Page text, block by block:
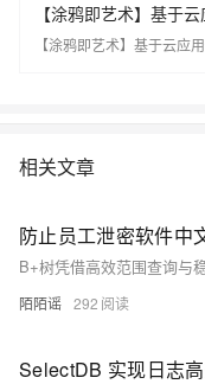
【涂鸦即艺术】基于
【涂鸦即艺术】基于云应
相关文章
陌陌谣 292